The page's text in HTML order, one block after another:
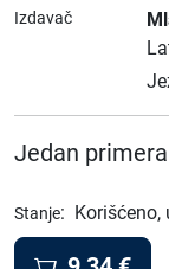
Izdavač
Jedan
Stanje: